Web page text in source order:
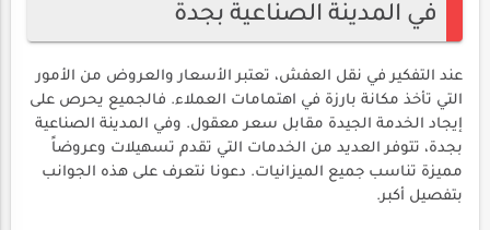
في المدينة الصناعية بجدة
عند التفكير في نقل العفش، تعتبر الأسعار والعروض من الأمور
التي تأخذ مكانة بارزة في اهتمامات العملاء. فالجميع يحرص على
إيجاد الخدمة الجيدة مقابل سعر معقول. وفي المدينة الصناعية
بجدة، تتوفر العديد من الخدمات التي تقدم تسهيلات وعروضاً
مميزة تناسب جميع الميزانيات. دعونا نتعرف على هذه الجوانب
بتفصيل أكبر.